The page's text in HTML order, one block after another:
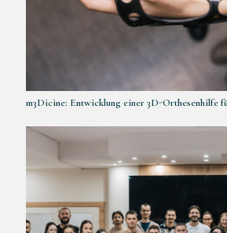
m3Dicine: Entwicklung einer 3D-Orthesenhilfe